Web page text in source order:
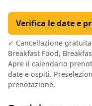
Verifica le date e
✓ Cancellazione
Breakfast Food,
Apre il calendario
date e ospiti.
prenotazione.